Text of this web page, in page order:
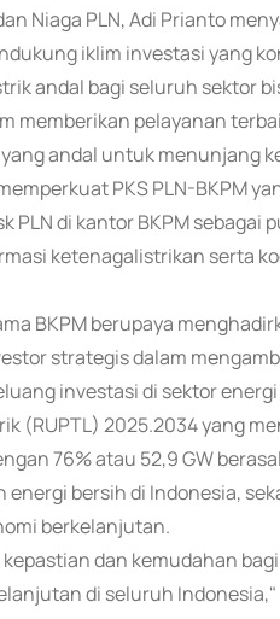
Niaga PLN, Adi Prianto
iklim investasi yang
andal bagi seluruh sektor
memberikan pelayanan
andal untuk menunjang
PKS PLN-BKPM
PLN di kantor BKPM
ketenagalistrikan serta
BKPM berupaya
strategis dalam
investasi di sektor
(RUPTL) 2025.2034 yang
76% atau 52,9 GW
bersih di Indonesia,
berkelanjutan.
dan kemudahan
di seluruh